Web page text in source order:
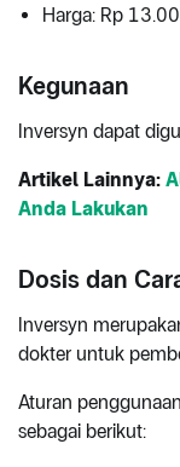
Harga: Rp
Kegunaan
Inversyn dapat
Artikel Lainnya:
Anda Lakukan
Dosis dan
Inversyn
dokter untuk
Aturan
sebagai berikut: